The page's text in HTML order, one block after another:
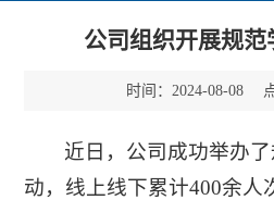
公司组织开展规范
时间： 2024-08-08
近日，公司成功举办
动，线上线下累计400余人